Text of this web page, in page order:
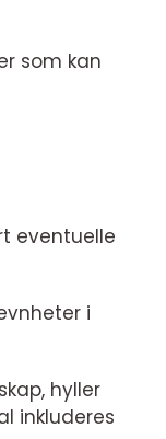
som kan
eventuelle
i
hyller
inkluderes